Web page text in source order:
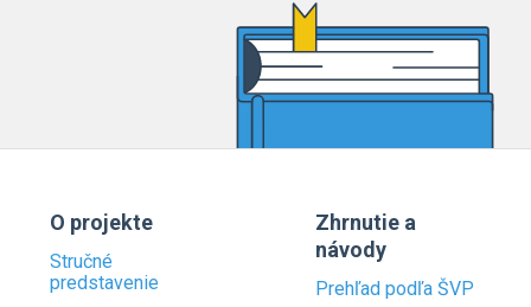
O projekte
Stručné
predstavenie
Zhrnutie a
návody
Prehľad podľa ŠVP